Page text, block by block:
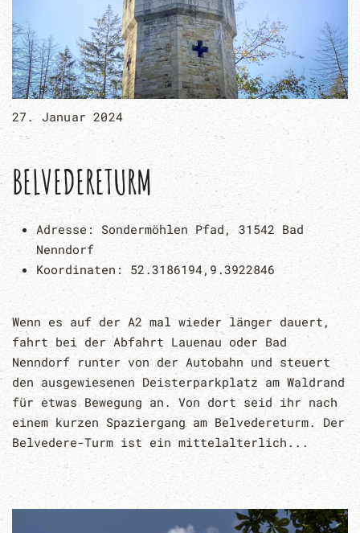
27. Januar 2024
BELVEDERETURM
Adresse: Sondermöhlen Pfad, 31542 Bad
Nenndorf
Koordinaten: 52.3186194,9.3922846
Wenn es auf der A2 mal wieder länger dauert,
fahrt bei der Abfahrt Lauenau oder Bad
Nenndorf runter von der Autobahn und steuert
den ausgewiesenen Deisterparkplatz am Waldrand
für etwas Bewegung an. Von dort seid ihr nach
einem kurzen Spaziergang am Belvedereturm. Der
Belvedere-Turm ist ein mittelalterlich...